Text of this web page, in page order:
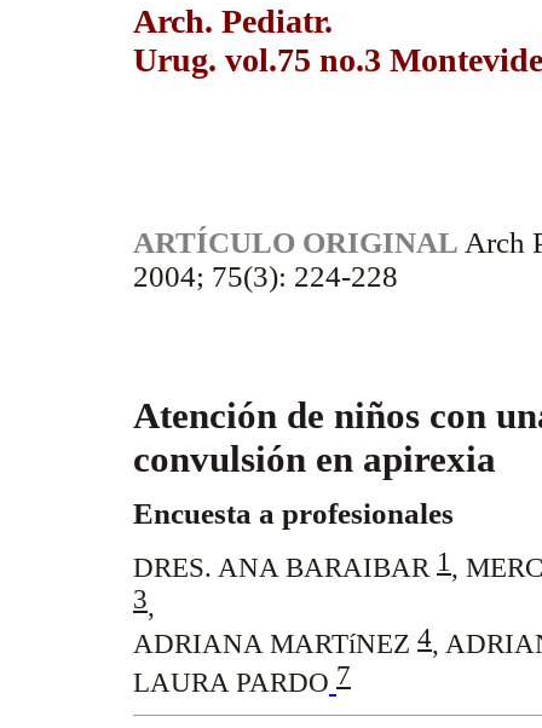
Arch. Pediatr.
Urug. vol.75 no.3
ARTÍCULO ORIGINAL Arch
2004; 75(3): 224-228
Atención de niños con
convulsión en apirexia
Encuesta a profesionales
DRES. ANA BARAIBAR 1,
3,
ADRIANA MARTíNEZ 4,
LAURA PARDO 7